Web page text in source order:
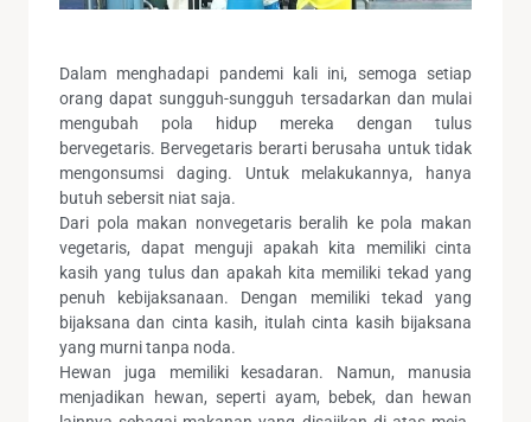
Dalam menghadapi pandemi kali ini, semoga setiap
orang dapat sungguh-sungguh tersadarkan dan mulai
mengubah pola hidup mereka dengan tulus
bervegetaris. Bervegetaris berarti berusaha untuk tidak
mengonsumsi daging. Untuk melakukannya, hanya
butuh sebersit niat saja.
Dari pola makan nonvegetaris beralih ke pola makan
vegetaris, dapat menguji apakah kita memiliki cinta
kasih yang tulus dan apakah kita memiliki tekad yang
penuh kebijaksanaan. Dengan memiliki tekad yang
bijaksana dan cinta kasih, itulah cinta kasih bijaksana
yang murni tanpa noda.
Hewan juga memiliki kesadaran. Namun, manusia
menjadikan hewan, seperti ayam, bebek, dan hewan